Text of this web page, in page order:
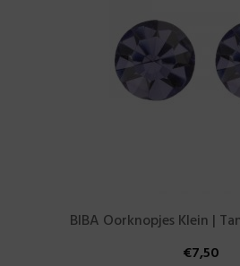
BIBA Oorknopjes Klein |
€7,50